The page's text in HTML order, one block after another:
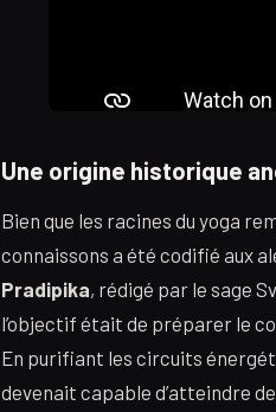
Une origine historique
Bien que les racines du yoga
connaissons a été codifié aux
Pradipika, rédigé par le sage
l’objectif était de préparer le
En purifiant les circuits
devenait capable d’atteindre